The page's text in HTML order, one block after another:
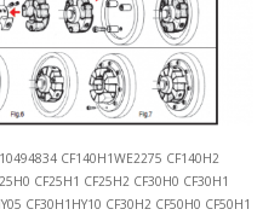
CF140H1WE2275 CF140H2
CF25H1 CF25H2 CF30H0 CF30H1
CF30H1HY10 CF30H2 CF50H0 CF50H1